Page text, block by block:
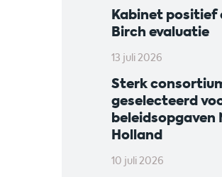
Kabinet positief
Birch evaluatie
13 juli 2026
Sterk
geselecteerd
beleidsopgaven
Holland
10 juli 2026